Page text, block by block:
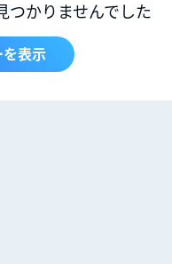
つかりませんでした
を表示